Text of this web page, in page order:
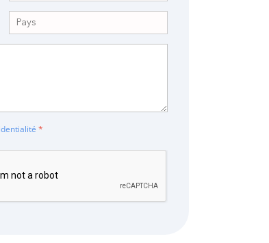
*